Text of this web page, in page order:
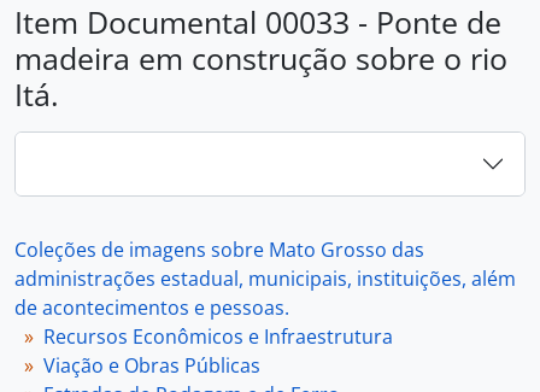
Item Documental 00033 - Ponte de
madeira em construção sobre o rio
Itá.
Coleções de imagens sobre Mato Grosso das
administrações estadual, municipais, instituições, além
de acontecimentos e pessoas.
Recursos Econômicos e Infraestrutura
Viação e Obras Públicas